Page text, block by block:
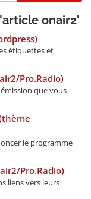
onair2'
étiquettes et
Pro.Radio)
que vous
le programme
Pro.Radio)
liens vers leurs